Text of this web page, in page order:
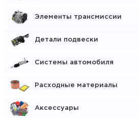
Элементы трансмиссии
Детали подвески
Системы автомобиля
Расходные материалы
Аксессуары